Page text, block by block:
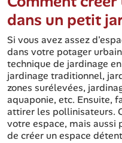
dans un petit
Si vous avez assez
dans votre potager
technique de jardinage
jardinage traditionnel,
zones surélevées,
aquaponie, etc. Ensuite,
attirer les pollinisateurs.
votre espace, mais aussi
de créer un espace